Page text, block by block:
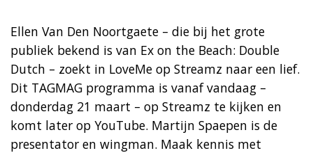
Ellen Van Den Noortgaete – die bij het grote
publiek bekend is van Ex on the Beach: Double
Dutch – zoekt in LoveMe op Streamz naar een lief.
Dit TAGMAG programma is vanaf vandaag –
donderdag 21 maart – op Streamz te kijken en
komt later op YouTube. Martijn Spaepen is de
presentator en wingman. Maak kennis met